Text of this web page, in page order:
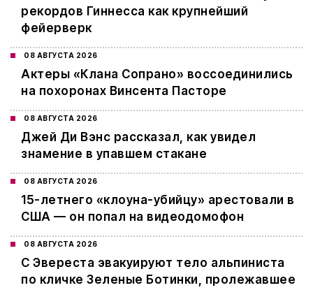
рекордов Гиннесса как крупнейший
фейерверк
08 АВГУСТА 2026
Актеры «Клана Сопрано» воссоединились
на похоронах Винсента Пасторе
08 АВГУСТА 2026
Джей Ди Вэнс рассказал, как увидел
знамение в упавшем стакане
08 АВГУСТА 2026
15-летнего «клоуна-убийцу» арестовали в
США — он попал на видеодомофон
08 АВГУСТА 2026
С Эвереста эвакуируют тело альпиниста
по кличке Зеленые Ботинки, пролежавшее